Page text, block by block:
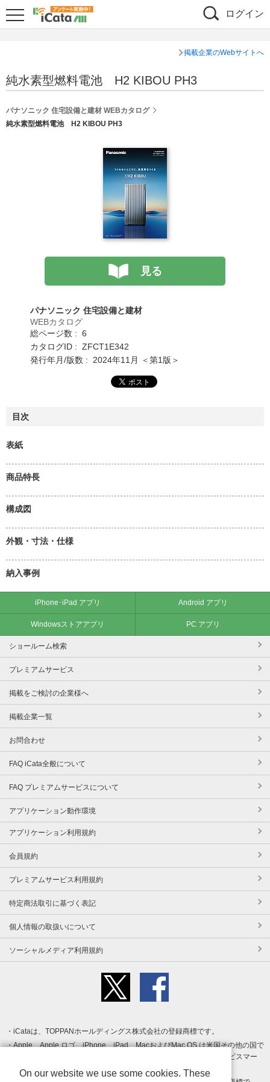
ログイン
掲載企業のWebサイトへ
純水素型燃料電池 H2 KIBOU PH3
パナソニック 住宅設備と建材 WEBカタログ
純水素型燃料電池 H2 KIBOU PH3
見る
パナソニック 住宅設備と建材
WEBカタログ
総ページ数 : 6
カタログID : ZFCT1E342
発行年月/版数 : 2024年11月 ＜第1版＞
目次
表紙
商品特長
構成図
外観・寸法・仕様
納入事例
iPhone･iPad アプリ Android アプリ
Windowsストアアプリ PC アプリ
ショールーム検索
プレミアムサービス
掲載をご検討の企業様へ
掲載企業一覧
お問合わせ
FAQ iCata全般について
FAQ プレミアムサービスについて
アプリケーション動作環境
アプリケーション利用規約
会員規約
プレミアムサービス利用規約
特定商法取引に基づく表記
個人情報の取扱いについて
ソーシャルメディア利用規約
iCataは、TOPPANホールディングス株式会社の登録商標です。
Apple、Apple ロゴ、iPhone、iPad、MacおよびMac OS は米国その他の国で
登録された Apple Inc. の商標です。App Store は Apple Inc. のサービスマー
クです。
On our website we use some cookies. These